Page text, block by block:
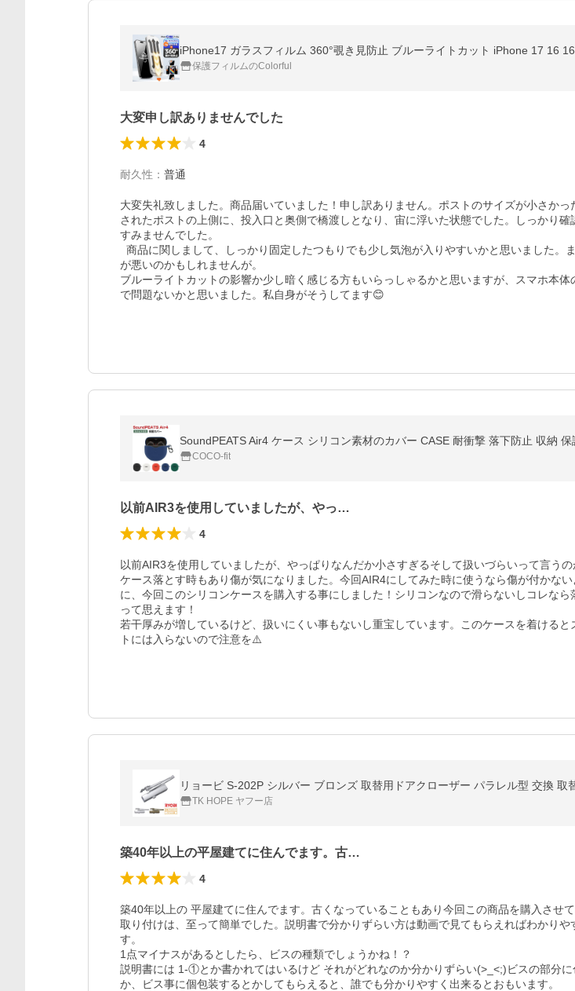
保護フィルムのColorful
大変申し訳ありませんでした
4
耐久性 ： 普通
大変失礼致しました。商品届いていました！申し訳ありません。ポストのサイズが小さかっ
されたポストの上側に、投入口と奥側で橋渡しとなり、宙に浮いた状態でした。しっかり確
すみませんでした。
が悪いのかもしれませんが。
ブルーライトカットの影響か少し暗く感じる方もいらっしゃるかと思いますが、スマホ本体
で問題ないかと思いました。私自身がそうしてます😊
SoundPEATS Air4 ケース シリコン素材のカバー CASE 耐衝撃 落下防止 収納
COCO-fit
以前AIR3を使用していましたが、やっ…
4
以前AIR3を使用していましたが、やっぱりなんだか小さすぎるそして扱いづらいって言うの
ケース落とす時もあり傷が気になりました。今回AIR4にしてみた時に使うなら傷が付かな
に、今回このシリコンケースを購入する事にしました！シリコンなので滑らないしコレなら
って思えます！
若干厚みが増しているけど、扱いにくい事もないし重宝しています。このケースを着けると
トには入らないので注意を⚠️
リョービ S-202P シルバー ブロンズ 取替用ドアクローザー パラレル型 交換
TK HOPE ヤフー店
築40年以上の平屋建てに住んでます。古…
4
築40年以上の 平屋建てに住んでます。古くなっていることもあり今回この商品を購入させて
取り付けは、至って簡単でした。説明書で分かりずらい方は動画で見てもらえればわかりや
す。
1点マイナスがあるとしたら、ビスの種類でしょうかね！？
説明書には 1-①とか書かれてはいるけど それがどれなのか分かりずらい(>_<;)ビスの部分に
か、ビス事に個包装するとかしてもらえると、誰でも分かりやすく出来るとおもいます。